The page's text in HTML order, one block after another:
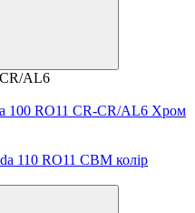
AL6
100 RO11 CR-CR/AL6 Хром